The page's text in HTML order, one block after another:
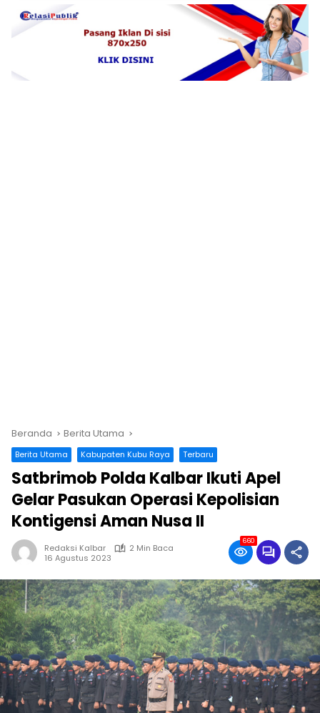
Beranda Berita Utama
Berita Utama Kabupaten Kubu Raya Terbaru
Satbrimob Polda Kalbar Ikuti Apel
Gelar Pasukan Operasi Kepolisian
Kontigensi Aman Nusa II
Redaksi Kalbar
2 Min Baca
16 Agustus 2023
660